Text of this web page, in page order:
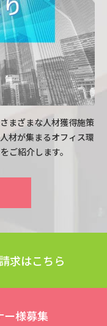
まざまな人材獲得施策
材が集まるオフィス環
ご紹介します。
求はこちら
ー様募集